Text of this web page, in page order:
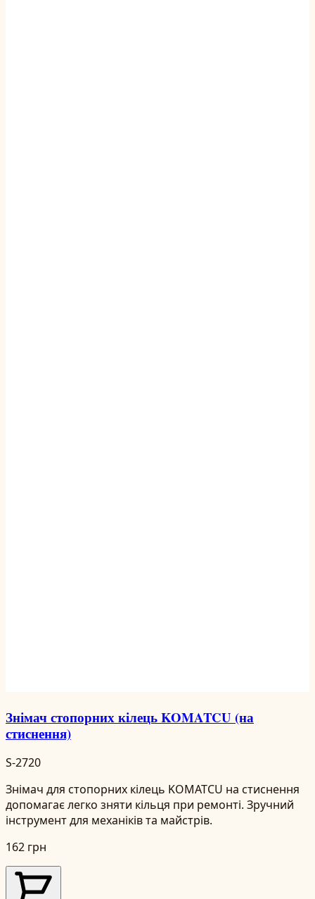
Знімач стопорних кілець KOMATCU (на
стиснення)
S-2720
Знімач для стопорних кілець KOMATCU на стиснення
допомагає легко зняти кільця при ремонті. Зручний
інструмент для механіків та майстрів.
162 грн